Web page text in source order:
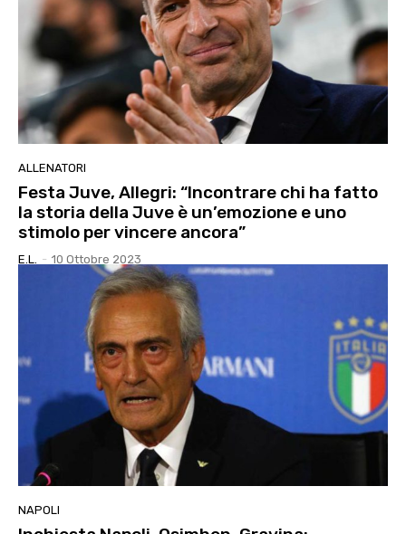
ALLENATORI
Festa Juve, Allegri: “Incontrare chi ha fatto
la storia della Juve è un’emozione e uno
stimolo per vincere ancora”
E.l. - 10 Ottobre 2023
NAPOLI